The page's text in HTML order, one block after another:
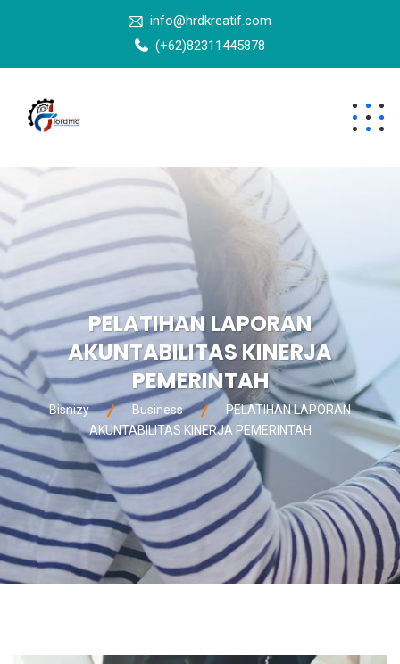
info@hrdkreatif.com
(+62)82311445878
PELATIHAN LAPORAN
AKUNTABILITAS KINERJA
PEMERINTAH
Bisnizy Business
PELATIHAN LAPORAN
AKUNTABILITAS KINERJA PEMERINTAH